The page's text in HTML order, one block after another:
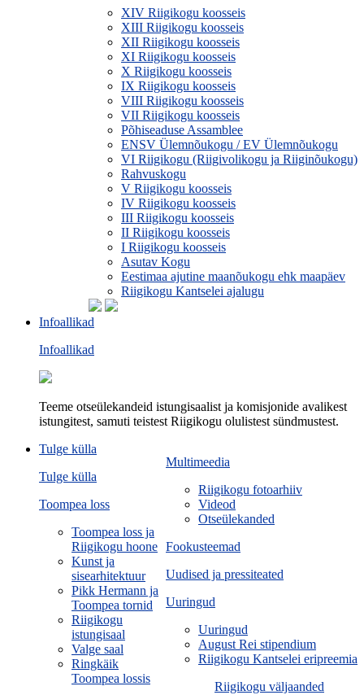
XIV Riigikogu koosseis
XIII Riigikogu koosseis
XII Riigikogu koosseis
XI Riigikogu koosseis
X Riigikogu koosseis
IX Riigikogu koosseis
VIII Riigikogu koosseis
VII Riigikogu koosseis
Põhiseaduse Assamblee
ENSV Ülemnõukogu / EV Ülemnõukogu
VI Riigikogu (Riigivolikogu ja Riiginõukogu)
Rahvuskogu
V Riigikogu koosseis
IV Riigikogu koosseis
III Riigikogu koosseis
II Riigikogu koosseis
I Riigikogu koosseis
Asutav Kogu
Eestimaa ajutine maanõukogu ehk maapäev
Riigikogu Kantselei ajalugu
Infoallikad
Infoallikad
Teeme otseülekandeid istungisaalist ja komisjonide avalikest
istungitest, samuti teistest Riigikogu olulistest sündmustest.
Multimeedia
Riigikogu fotoarhiiv
Videod
Otseülekanded
Fookusteemad
Uudised ja pressiteated
Uuringud
Uuringud
August Rei stipendium
Riigikogu Kantselei eripreemia
Riigikogu väljaanded
Tulge külla
Tulge külla
Toompea loss
Toompea loss ja
Riigikogu hoone
Kunst ja
sisearhitektuur
Pikk Hermann ja
Toompea tornid
Riigikogu
istungisaal
Valge saal
Ringkäik
Toompea lossis